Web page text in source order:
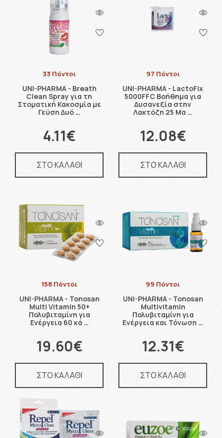
33 Πόντοι
UNI-PHARMA - Breath
Clean Spray για τη
Στοματική Κακοσμία με
Γεύση Δυό …
4.11€
ΣΤΟ ΚΑΛΑΘΙ
97 Πόντοι
UNI-PHARMA - LactoFix
5000FFC Βοήθημα για
Δυσανεξία στην
Λακτόζη 25 Μα …
12.08€
ΣΤΟ ΚΑΛΑΘΙ
158 Πόντοι
UNI-PHARMA - Tonosan
Multi Vitamin 50+
Πολυβιταμίνη για
Ενέργεια 60 κά …
19.60€
ΣΤΟ ΚΑΛΑΘΙ
99 Πόντοι
UNI-PHARMA - Tonosan
Multivitamin
Πολυβιταμίνη για
Ενέργεια και Τόνωση …
12.31€
ΣΤΟ ΚΑΛΑΘΙ